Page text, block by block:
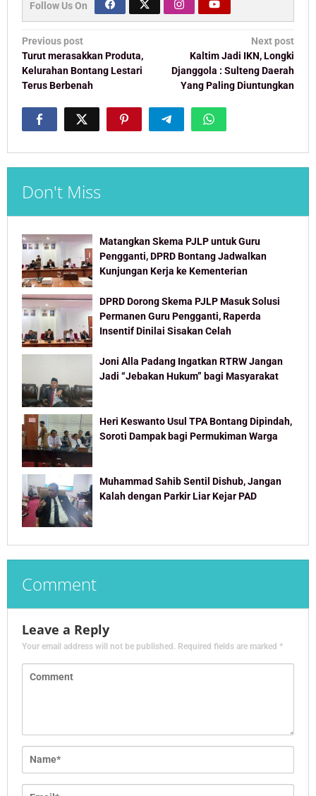
Follow Us On
Post
navigation
Previous post
Turut merasakkan Produta,
Kelurahan Bontang Lestari
Terus Berbenah
Next post
Kaltim Jadi IKN, Longki
Djanggola : Sulteng Daerah
Yang Paling Diuntungkan
Don't Miss
Matangkan Skema PJLP untuk Guru
Pengganti, DPRD Bontang Jadwalkan
Kunjungan Kerja ke Kementerian
DPRD Dorong Skema PJLP Masuk Solusi
Permanen Guru Pengganti, Raperda
Insentif Dinilai Sisakan Celah
Joni Alla Padang Ingatkan RTRW Jangan
Jadi “Jebakan Hukum” bagi Masyarakat
Heri Keswanto Usul TPA Bontang Dipindah,
Soroti Dampak bagi Permukiman Warga
Muhammad Sahib Sentil Dishub, Jangan
Kalah dengan Parkir Liar Kejar PAD
Comment
Leave a Reply
Your email address will not be published. Required fields are marked *